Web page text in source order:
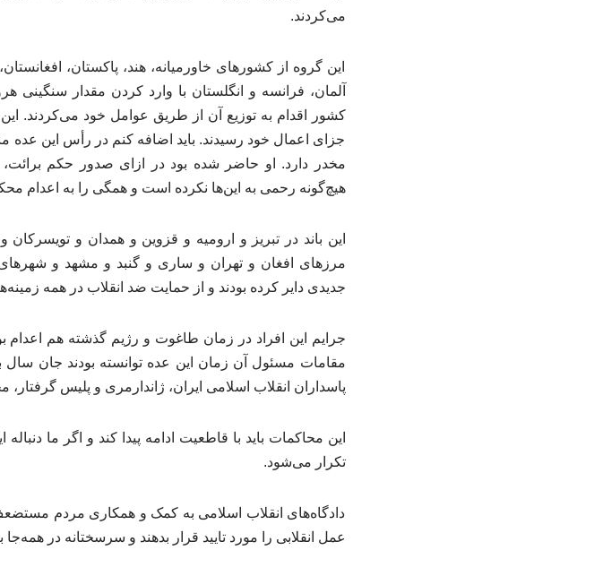
می‌کردند.
این گروه از کشورهای خاورمیانه، هند، پاکستان،
آلمان، فرانسه و انگلستان با وارد کردن مقدار
کشور اقدام به توزیع آن از طریق عوامل خود می‌کردند.
جزای اعمال خود رسیدند. باید اضافه کنم در رأس این عده
مخدر دارد. او حاضر شده بود در ازای صدور حکم برائت،
هیچ‌گونه رحمی به این‌ها نکرده است و همگی را به اعدام
این باند در تبریز و ارومیه و قزوین و همدان و
مرزهای افغان و تهران و ساری و گنبد و مشهد و
جدیدی دایر کرده بودند و از حمایت ضد انقلاب در همه
جرایم این افراد در زمان طاغوت و رژیم گذشته هم اعدام
مقامات مسئول آن زمان این عده توانسته بودند جان سال
پاسداران انقلاب اسلامی ایران، ژاندارمری و پلیس
این محاکمات باید با قاطعیت ادامه پیدا کند و اگر ما
تکرار می‌شود.
دادگاه‌های انقلاب اسلامی به کمک و همکاری مردم
عمل انقلابی را مورد تایید قرار بدهند و سرسختانه در